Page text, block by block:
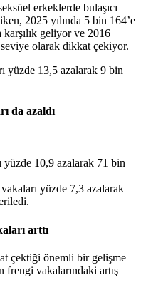
erkeklerde bulaşıcı
2025 yılında 5 bin 164’e
geliyor ve 2016
olarak dikkat çekiyor.
yüzde 13,5 azalarak 9 bin
da azaldı
10,9 azalarak 71 bin
yüzde 7,3 azalarak
arttı
çektiği önemli bir gelişme
frengi vakalarındaki artış